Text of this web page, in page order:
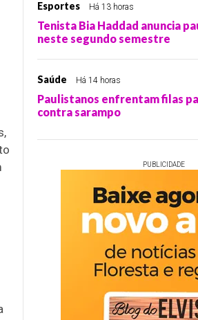
Esportes Há 13 horas
Tenista Bia Haddad anuncia
neste segundo semestre
Saúde Há 14 horas
Paulistanos enfrentam filas
contra sarampo
PUBLICIDADE